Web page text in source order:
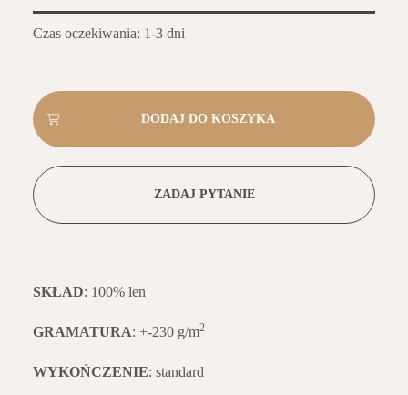
Czas oczekiwania: 1-3 dni
ZADAJ PYTANIE
SKŁAD: 100% len
GRAMATURA: +-230 g/m2
WYKOŃCZENIE: standard